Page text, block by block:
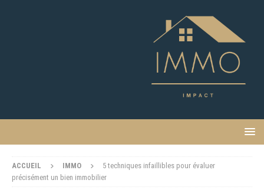
ACCUEIL IMMO
5 techniques infaillibles pour évaluer
précisément un bien immobilier